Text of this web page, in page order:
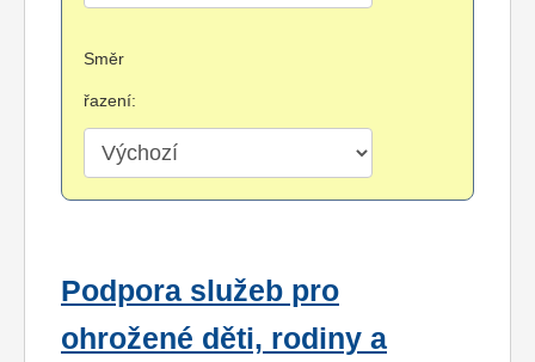
Směr
řazení:
Podpora služeb pro
ohrožené děti, rodiny a